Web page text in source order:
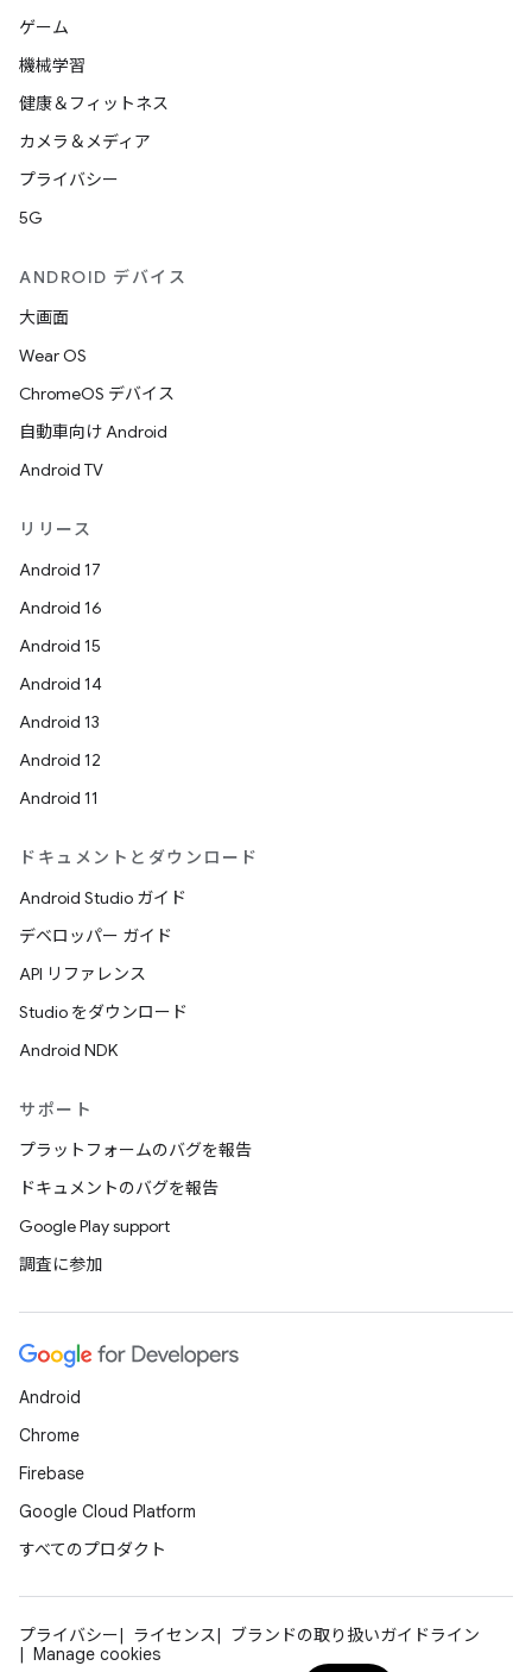
ゲーム
機械学習
健康＆フィットネス
カメラ＆メディア
プライバシー
5G
ANDROID デバイス
大画面
Wear OS
ChromeOS デバイス
自動車向け Android
Android TV
リリース
Android 17
Android 16
Android 15
Android 14
Android 13
Android 12
Android 11
ドキュメントとダウンロード
Android Studio ガイド
デベロッパー ガイド
API リファレンス
Studio をダウンロード
Android NDK
サポート
プラットフォームのバグを報告
ドキュメントのバグを報告
Google Play support
調査に参加
Android
Chrome
Firebase
Google Cloud Platform
すべてのプロダクト
プライバシー ライセンス
ブランドの取り扱いガイドライン
Manage cookies